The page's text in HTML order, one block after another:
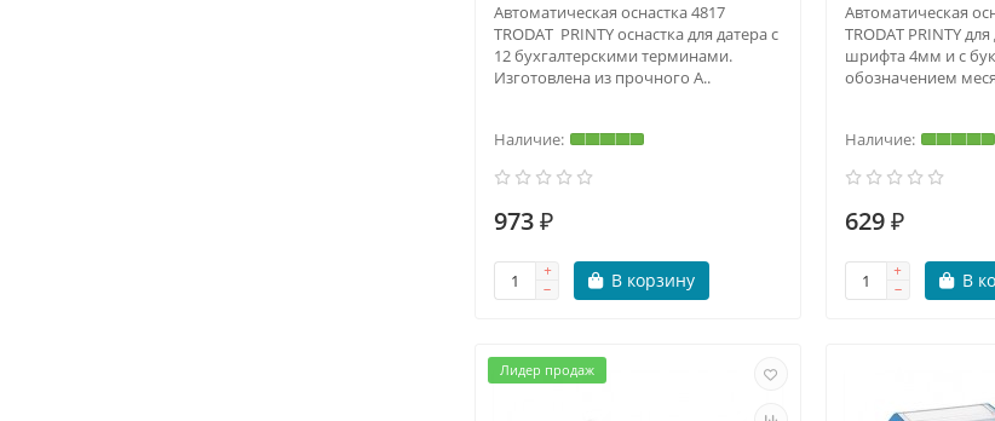
Автоматическая оснастка 4817
TRODAT PRINTY оснастка для датера с
12 бухгалтерскими терминами.
Изготовлена из прочного A..
973 ₽
В корзину
Автоматическая
TRODAT PRINTY
шрифта 4мм и с
обозначением
629 ₽
В
Лидер продаж